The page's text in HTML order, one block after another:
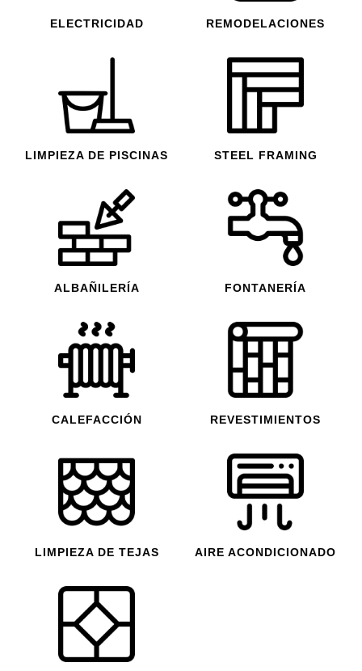
ELECTRICIDAD
LIMPIEZA DE PISCINAS
REMODELACIONES
STEEL FRAMING
ALBAÑILERÍA
CALEFACCIÓN
LIMPIEZA DE TEJAS
FONTANERÍA
REVESTIMIENTOS
AIRE ACONDICIONADO